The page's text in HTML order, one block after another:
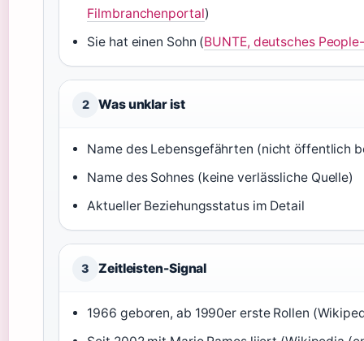
Filmbranchenportal)
Sie hat einen Sohn (BUNTE, deutsches
2 Was unklar ist
Name des Lebensgefährten (nicht öffentlich
Name des Sohnes (keine verlässliche Quelle)
Aktueller Beziehungsstatus im Detail
3 Zeitleisten-Signal
1966 geboren, ab 1990er erste Rollen